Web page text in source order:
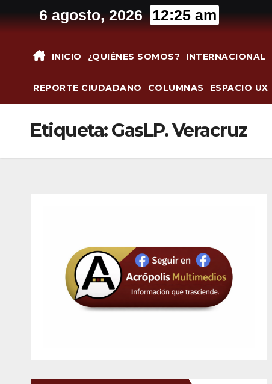
al
6 agosto, 2026 12:25 am
INICIO ¿QUIÉNES SOMOS? INTERNACIONAL
REPORTE CIUDADANO COLUMNAS ESPACIO UX
Etiqueta:GasLP. Veracruz